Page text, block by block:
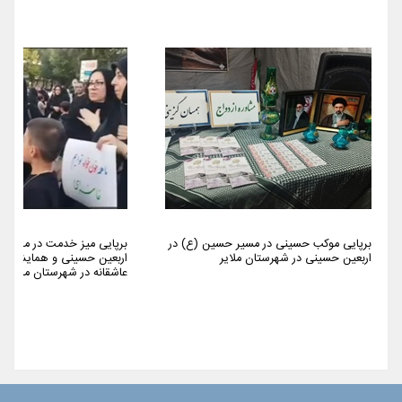
برپایی موکب حسینی در مسیر حسین (ع) در
اربعین حسینی در شهرستان ملایر
برپایی میز خدمت در مراسم
اربعین حسینی و همایش
عاشقانه در شهرستان ملایر